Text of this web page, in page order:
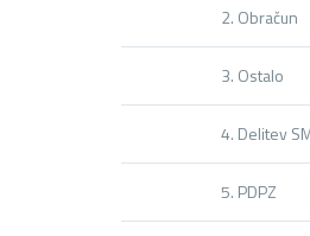
2. Obračun
3. Ostalo
4. Delitev
5. PDPZ